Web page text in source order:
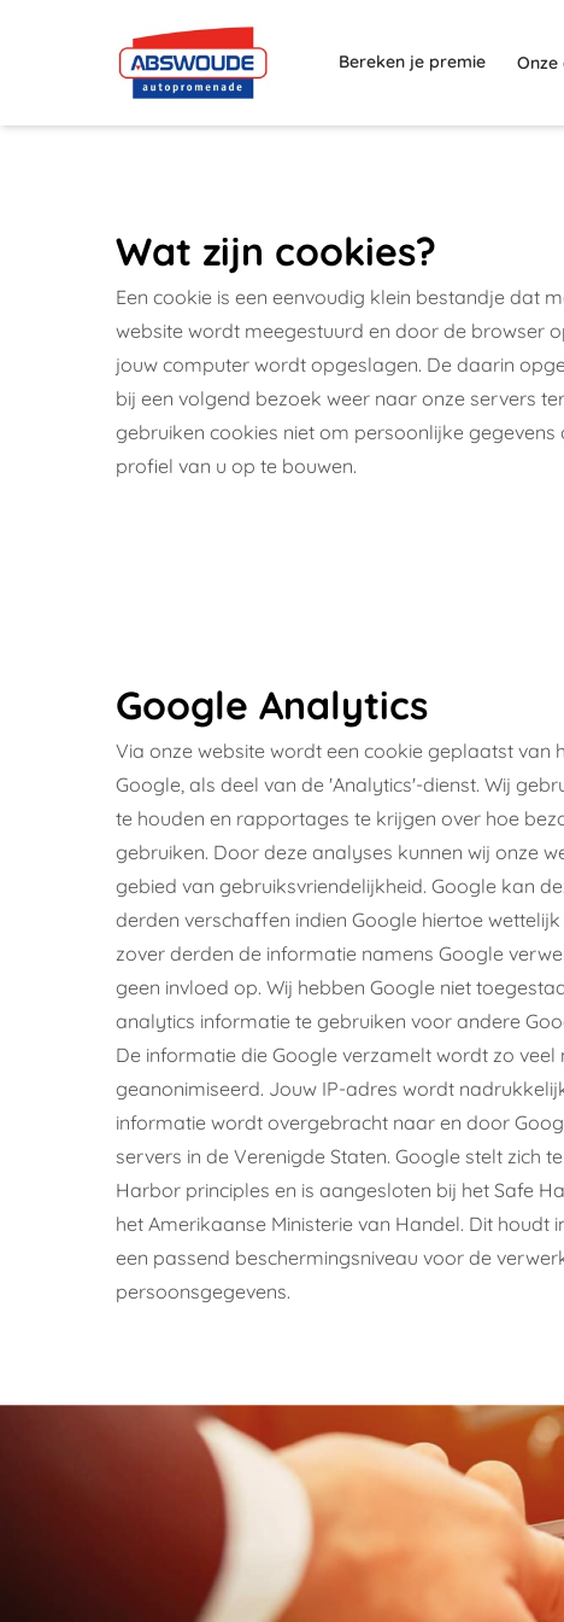
Bereken je premie
Wat zijn cookies?
Een cookie is een eenvoudig klein bestandje dat
website wordt meegestuurd en door de browser
jouw computer wordt opgeslagen. De daarin
bij een volgend bezoek weer naar onze servers
gebruiken cookies niet om persoonlijke
profiel van u op te bouwen.
Google Analytics
Via onze website wordt een cookie geplaatst van
Google, als deel van de 'Analytics'-dienst. Wij
te houden en rapportages te krijgen over hoe
gebruiken. Door deze analyses kunnen wij onze
gebied van gebruiksvriendelijkheid. Google kan
derden verschaffen indien Google hiertoe
zover derden de informatie namens Google
geen invloed op. Wij hebben Google niet
analytics informatie te gebruiken voor andere
De informatie die Google verzamelt wordt zo veel
geanonimiseerd. Jouw IP-adres wordt
informatie wordt overgebracht naar en door
servers in de Verenigde Staten. Google stelt zich
Harbor principles en is aangesloten bij het Safe
het Amerikaanse Ministerie van Handel. Dit houdt
een passend beschermingsniveau voor de
persoonsgegevens.